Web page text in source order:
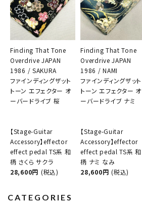
Finding That Tone
Overdrive JAPAN
1986 / SAKURA
ファインディングザット
トーン エフェクター オ
ーバードライブ 桜
【Stage-Guitar
Accessory】effector
effect pedal TS系 和
柄 さくら サクラ
28,600円 (税込)
Finding That Tone
Overdrive JAPAN
1986 / NAMI
ファインディングザット
トーン エフェクター オ
ーバードライブ ナミ
【Stage-Guitar
Accessory】effector
effect pedal TS系 和
柄 ナミ なみ
28,600円 (税込)
CATEGORIES